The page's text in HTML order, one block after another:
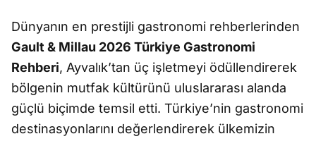
Dünyanın en prestijli gastronomi rehberlerinden
Gault & Millau 2026 Türkiye Gastronomi
Rehberi, Ayvalık’tan üç işletmeyi ödüllendirerek
bölgenin mutfak kültürünü uluslararası alanda
güçlü biçimde temsil etti. Türkiye’nin gastronomi
destinasyonlarını değerlendirerek ülkemizin